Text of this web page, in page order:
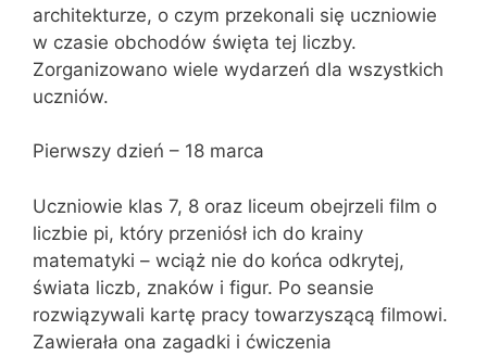
architekturze, o czym przekonali się uczniowie
w czasie obchodów święta tej liczby.
Zorganizowano wiele wydarzeń dla wszystkich
uczniów.
Pierwszy dzień – 18 marca
Uczniowie klas 7, 8 oraz liceum obejrzeli film o
liczbie pi, który przeniósł ich do krainy
matematyki – wciąż nie do końca odkrytej,
świata liczb, znaków i figur. Po seansie
rozwiązywali kartę pracy towarzyszącą filmowi.
Zawierała ona zagadki i ćwiczenia